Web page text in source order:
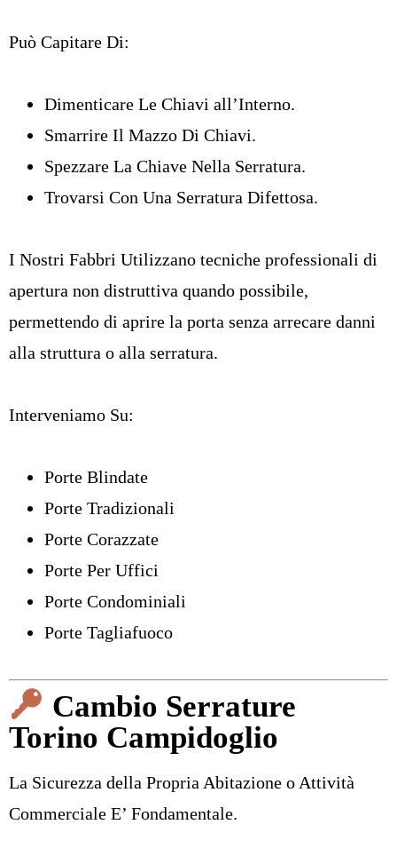
Può Capitare Di:
Dimenticare Le Chiavi all’Interno.
Smarrire Il Mazzo Di Chiavi.
Spezzare La Chiave Nella Serratura.
Trovarsi Con Una Serratura Difettosa.
I Nostri Fabbri Utilizzano tecniche professionali di
apertura non distruttiva quando possibile,
permettendo di aprire la porta senza arrecare danni
alla struttura o alla serratura.
Interveniamo Su:
Porte Blindate
Porte Tradizionali
Porte Corazzate
Porte Per Uffici
Porte Condominiali
Porte Tagliafuoco
Cambio Serrature
Torino Campidoglio
La Sicurezza della Propria Abitazione o Attività
Commerciale E’ Fondamentale.